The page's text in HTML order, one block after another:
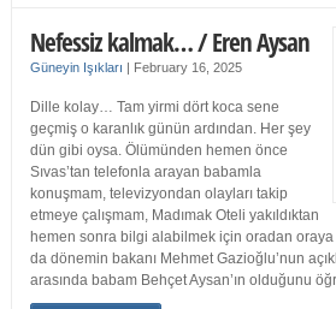
Nefessiz kalmak… / Eren Aysan
Güneyin Işıkları | February 16, 2025
Dille kolay… Tam yirmi dört koca sene
geçmiş o karanlık günün ardından. Her şey
dün gibi oysa. Ölümünden hemen önce
Sıvas’tan telefonla arayan babamla
konuşmam, televizyondan olayları takip
etmeye çalışmam, Madımak Oteli yakıldıktan
hemen sonra bilgi alabilmek için oradan oraya
da dönemin bakanı Mehmet Gazioğlu’nun
arasında babam Behçet Aysan’ın olduğunu